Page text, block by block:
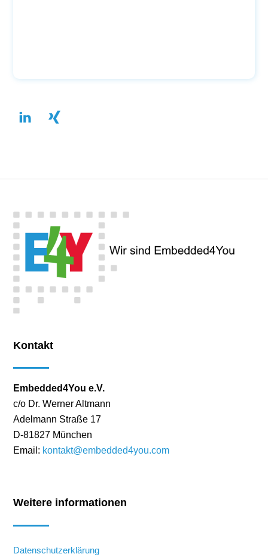
Kontakt
Embedded4You e.V.
c/o Dr. Werner Altmann
Adelmann Straße 17
D-81827 München
Email: kontakt@embedded4you.com
Weitere informationen
Datenschutzerklärung